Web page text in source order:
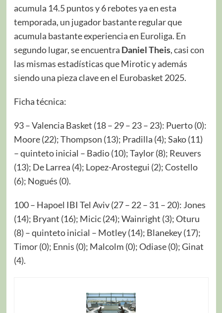
acumula 14.5 puntos y 6 rebotes ya en esta
temporada, un jugador bastante regular que
acumula bastante experiencia en Euroliga. En
segundo lugar, se encuentra Daniel Theis, casi con
las mismas estadísticas que Mirotic y además
siendo una pieza clave en el Eurobasket 2025.
Ficha técnica:
93 – Valencia Basket (18 – 29 – 23 – 23): Puerto (0):
Moore (22); Thompson (13); Pradilla (4); Sako (11)
– quinteto inicial – Badio (10); Taylor (8); Reuvers
(13); De Larrea (4); Lopez-Arostegui (2); Costello
(6); Nogués (0).
100 – Hapoel IBI Tel Aviv (27 – 22 – 31 – 20): Jones
(14); Bryant (16); Micic (24); Wainright (3); Oturu
(8) – quinteto inicial – Motley (14); Blanekey (17);
Timor (0); Ennis (0); Malcolm (0); Odiase (0); Ginat
(4).